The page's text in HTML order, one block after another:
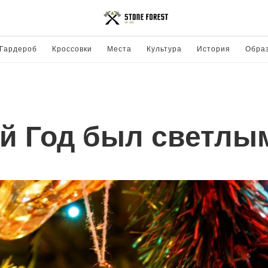
Гардероб Кроссовки Места Культура История
Год был